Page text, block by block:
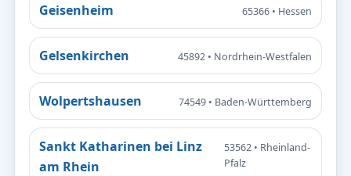
Geisenheim 65366 • Hessen
Gelsenkirchen 45892 • Nordrhein-Westfalen
Wolpertshausen 74549 • Baden-Württemberg
Sankt Katharinen bei Linz
am Rhein
53562 • Rheinland-
Pfalz